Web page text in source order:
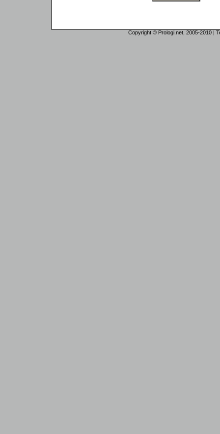
Copyright © Prologi.net, 2005-2010 |